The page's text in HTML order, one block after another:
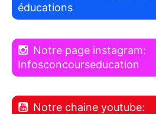
éducations
Notre page instagram:
Infosconcourseducation
Notre chaine youtube: